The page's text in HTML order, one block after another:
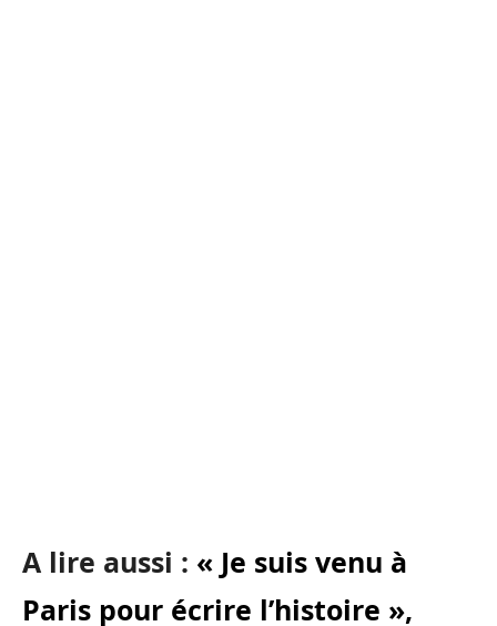
A lire aussi : « Je suis venu à
Paris pour écrire l’histoire »,